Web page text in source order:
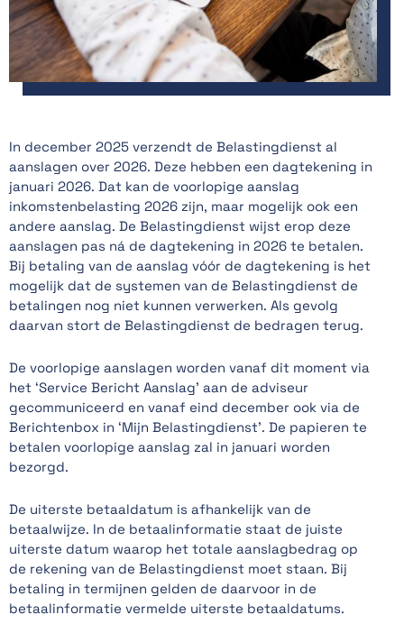
In december 2025 verzendt de Belastingdienst al
aanslagen over 2026. Deze hebben een dagtekening in
januari 2026. Dat kan de voorlopige aanslag
inkomstenbelasting 2026 zijn, maar mogelijk ook een
andere aanslag. De Belastingdienst wijst erop deze
aanslagen pas ná de dagtekening in 2026 te betalen.
Bij betaling van de aanslag vóór de dagtekening is het
mogelijk dat de systemen van de Belastingdienst de
betalingen nog niet kunnen verwerken. Als gevolg
daarvan stort de Belastingdienst de bedragen terug.
De voorlopige aanslagen worden vanaf dit moment via
het ‘Service Bericht Aanslag’ aan de adviseur
gecommuniceerd en vanaf eind december ook via de
Berichtenbox in ‘Mijn Belastingdienst’. De papieren te
betalen voorlopige aanslag zal in januari worden
bezorgd.
De uiterste betaaldatum is afhankelijk van de
betaalwijze. In de betaalinformatie staat de juiste
uiterste datum waarop het totale aanslagbedrag op
de rekening van de Belastingdienst moet staan. Bij
betaling in termijnen gelden de daarvoor in de
betaalinformatie vermelde uiterste betaaldatums.